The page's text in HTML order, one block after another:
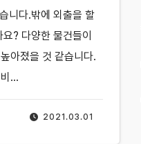
2021.03.01
니다.밖에 외출을 할
? 다양한 물건들이
아졌을 것 같습니다.
비…